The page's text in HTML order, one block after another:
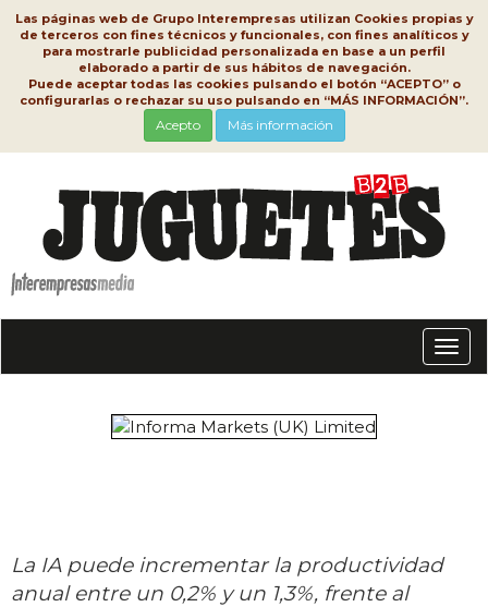
Las páginas web de Grupo Interempresas utilizan Cookies propias y
de terceros con fines técnicos y funcionales, con fines analíticos y
para mostrarle publicidad personalizada en base a un perfil
elaborado a partir de sus hábitos de navegación.
Puede aceptar todas las cookies pulsando el botón “ACEPTO” o
configurarlas o rechazar su uso pulsando en “MÁS INFORMACIÓN”.
Acepto Más información
La IA puede incrementar la productividad
anual entre un 0,2% y un 1,3%, frente al